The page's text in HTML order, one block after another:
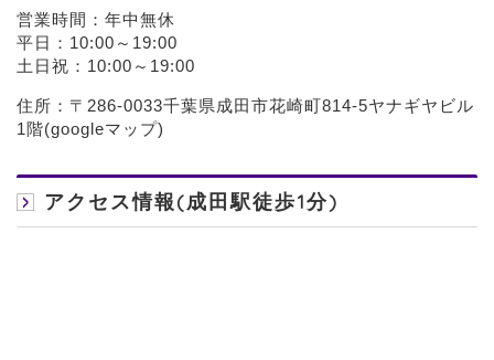
営業時間：年中無休
平日：10:00～19:00
土日祝：10:00～19:00
住所：〒286-0033千葉県成田市花崎町814-5ヤナギヤビル
1階(googleマップ)
アクセス情報(成田駅徒歩1分)